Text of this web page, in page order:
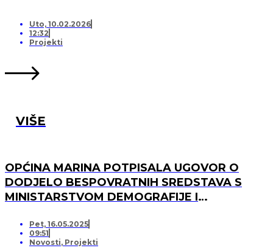
Uto, 10.02.2026
12:32
Projekti
VIŠE
OPĆINA MARINA POTPISALA UGOVOR O
DODJELO BESPOVRATNIH SREDSTAVA S
MINISTARSTVOM DEMOGRAFIJE I
OPREMANJA DJEČJEG IGRALIŠTA U
SVINCIMA
Pet, 16.05.2025
09:51
Novosti, Projekti